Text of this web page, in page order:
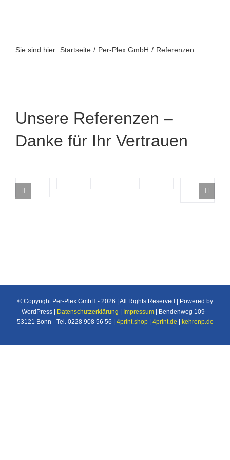
Sie sind hier: Startseite Per-Plex GmbH Referenzen
Unsere Referenzen –
Danke für Ihr Vertrauen
© Copyright Per-Plex GmbH - 2026 | All Rights Reserved | Powered by
WordPress |
Datenschutzerklärung Impressum | Bendenweg 109 -
53121 Bonn - Tel. 0228 908 56 56 | 4print.shop| 4print.de kehrenp.de